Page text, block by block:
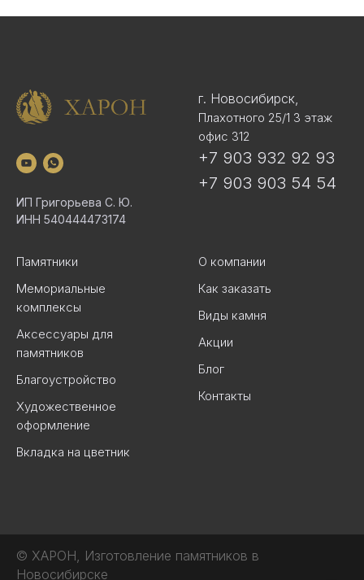
ИП Григорьева С. Ю.
ИНН 540444473174
г. Новосибирск,
Плахотного 25/1 3 этаж
офис 312
+7 903 932 92 93
+7 903 903 54 54
Памятники
Мемориальные
комплексы
Аксессуары для
памятников
Благоустройство
Художественное
оформление
Вкладка на цветник
О компании
Как заказать
Виды камня
Акции
Блог
Контакты
© ХАРОН, Изготовление памятников в
Новосибирске